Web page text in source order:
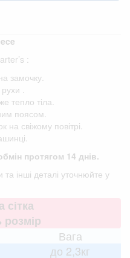
:
замочку.
.
тепло тіла.
поясом.
на свіжому повітрі.
протягом 14 днів.
інші деталі уточнюйте у
сітка
розмір
Вага
до 2,3кг